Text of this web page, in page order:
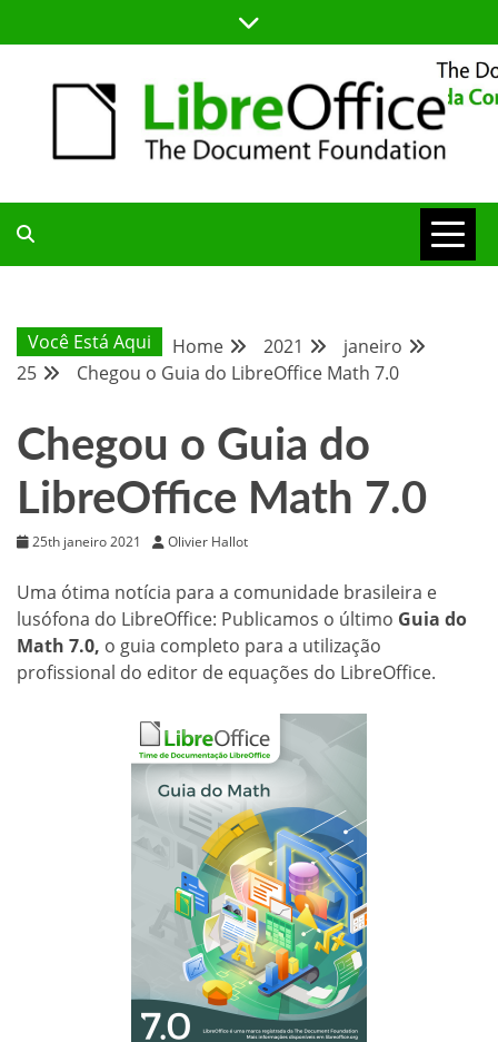
to
BLOG DA
COMUNIDADE
BRASILEIRA
Você Está Aqui Home 2021
janeiro
25
Chegou o Guia do LibreOffice Math 7.0
Chegou o Guia do
LibreOffice Math 7.0
25th janeiro 2021 Olivier Hallot
Uma ótima notícia para a comunidade brasileira e
lusófona do LibreOffice: Publicamos o último Guia do
Math 7.0, o guia completo para a utilização
profissional do editor de equações do LibreOffice.